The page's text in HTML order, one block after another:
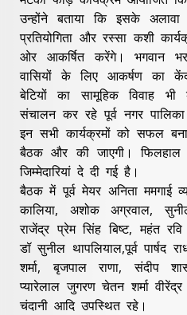
उन्होंने बताया कि इसके
प्रतियोगिता और रस्सा कशी
ओर आकर्षित करेंगे। भगवान
वासियों के लिए आकर्षण का
बेटियों का सामूहिक विवाह भी
संचालन कर रहे पूर्व नगर पालिका
इन सभी कार्यक्रमों को सफल
बैठक और की जाएगी। फिलहाल
जिम्मेदारियां दे दी गई है।
बैठक में पूर्व मेयर अनिता ममगाई
कालिया, अशोक अग्रवाल,
राजेंद्र प्रेम सिंह बिष्ट, महंत रवि
डॉ सुनील थापलियाल,पूर्व पार्षद
शर्मा, बृजपाल राणा, संदीप
प्यारेलाल जुगरण चेतन शर्मा
चंदानी आदि उपस्थित रहे।